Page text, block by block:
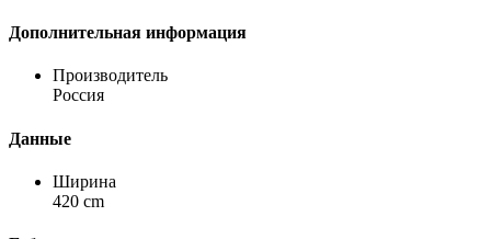
Дополнительная информация
Производитель
Россия
Данные
Ширина
420 cm